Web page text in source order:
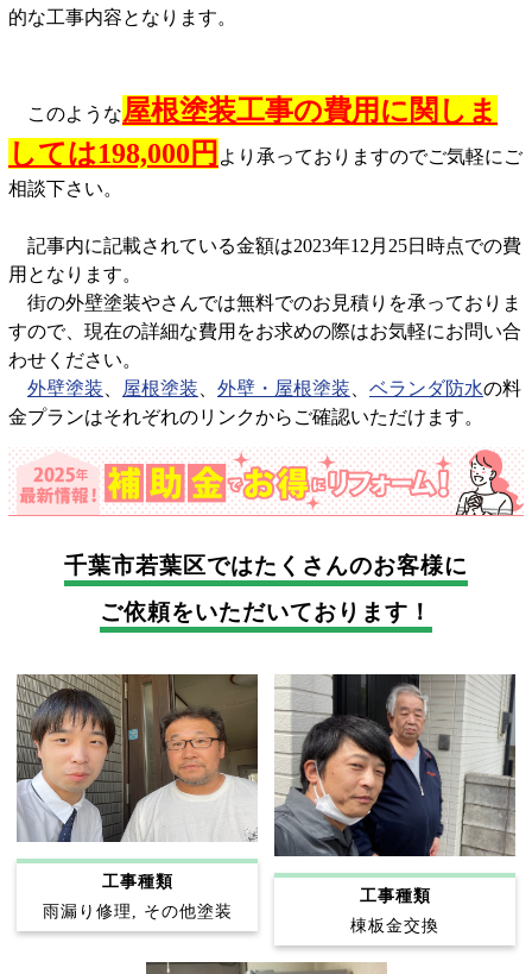
的な工事内容となります。
このような屋根塗装工事の費用に関しま
しては198,000円 より承っておりますのでご気軽にご
相談下さい。
記事内に記載されている金額は2023年12月25日時点での費
用となります。
街の外壁塗装やさんでは無料でのお見積りを承っておりま
すので、現在の詳細な費用をお求めの際はお気軽にお問い合
わせください。
外壁塗装、 屋根塗装、 外壁・屋根塗装、 ベランダ防水の料
金プランはそれぞれのリンクからご確認いただけます。
千葉市若葉区ではたくさんのお客様に
ご依頼をいただいております！
工事種類
雨漏り修理, その他塗装
工事種類
棟板金交換